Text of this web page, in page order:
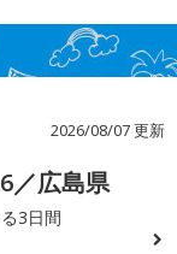
2026/08/07 更新
／広島県
3日間